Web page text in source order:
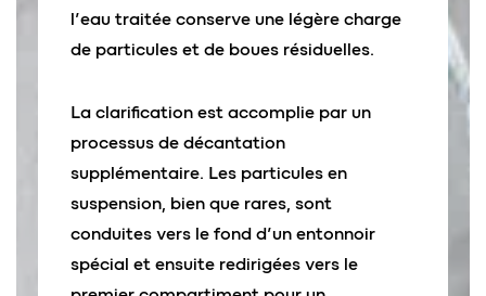
l’eau traitée conserve une légère charge
de particules et de boues résiduelles.
La clarification est accomplie par un
processus de décantation
supplémentaire. Les particules en
suspension, bien que rares, sont
conduites vers le fond d’un entonnoir
spécial et ensuite redirigées vers le